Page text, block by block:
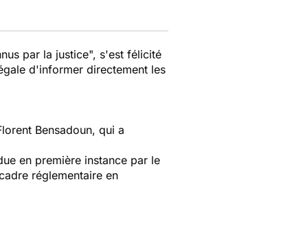
par la justice", s'est félicité
d'informer directement les
Bensadoun, qui a
en première instance par le
réglementaire en